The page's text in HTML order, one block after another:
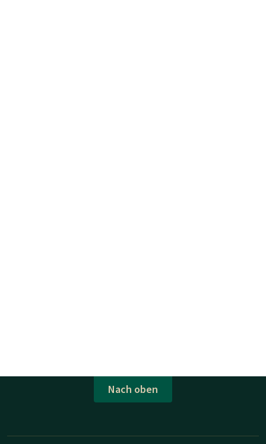
Nach oben